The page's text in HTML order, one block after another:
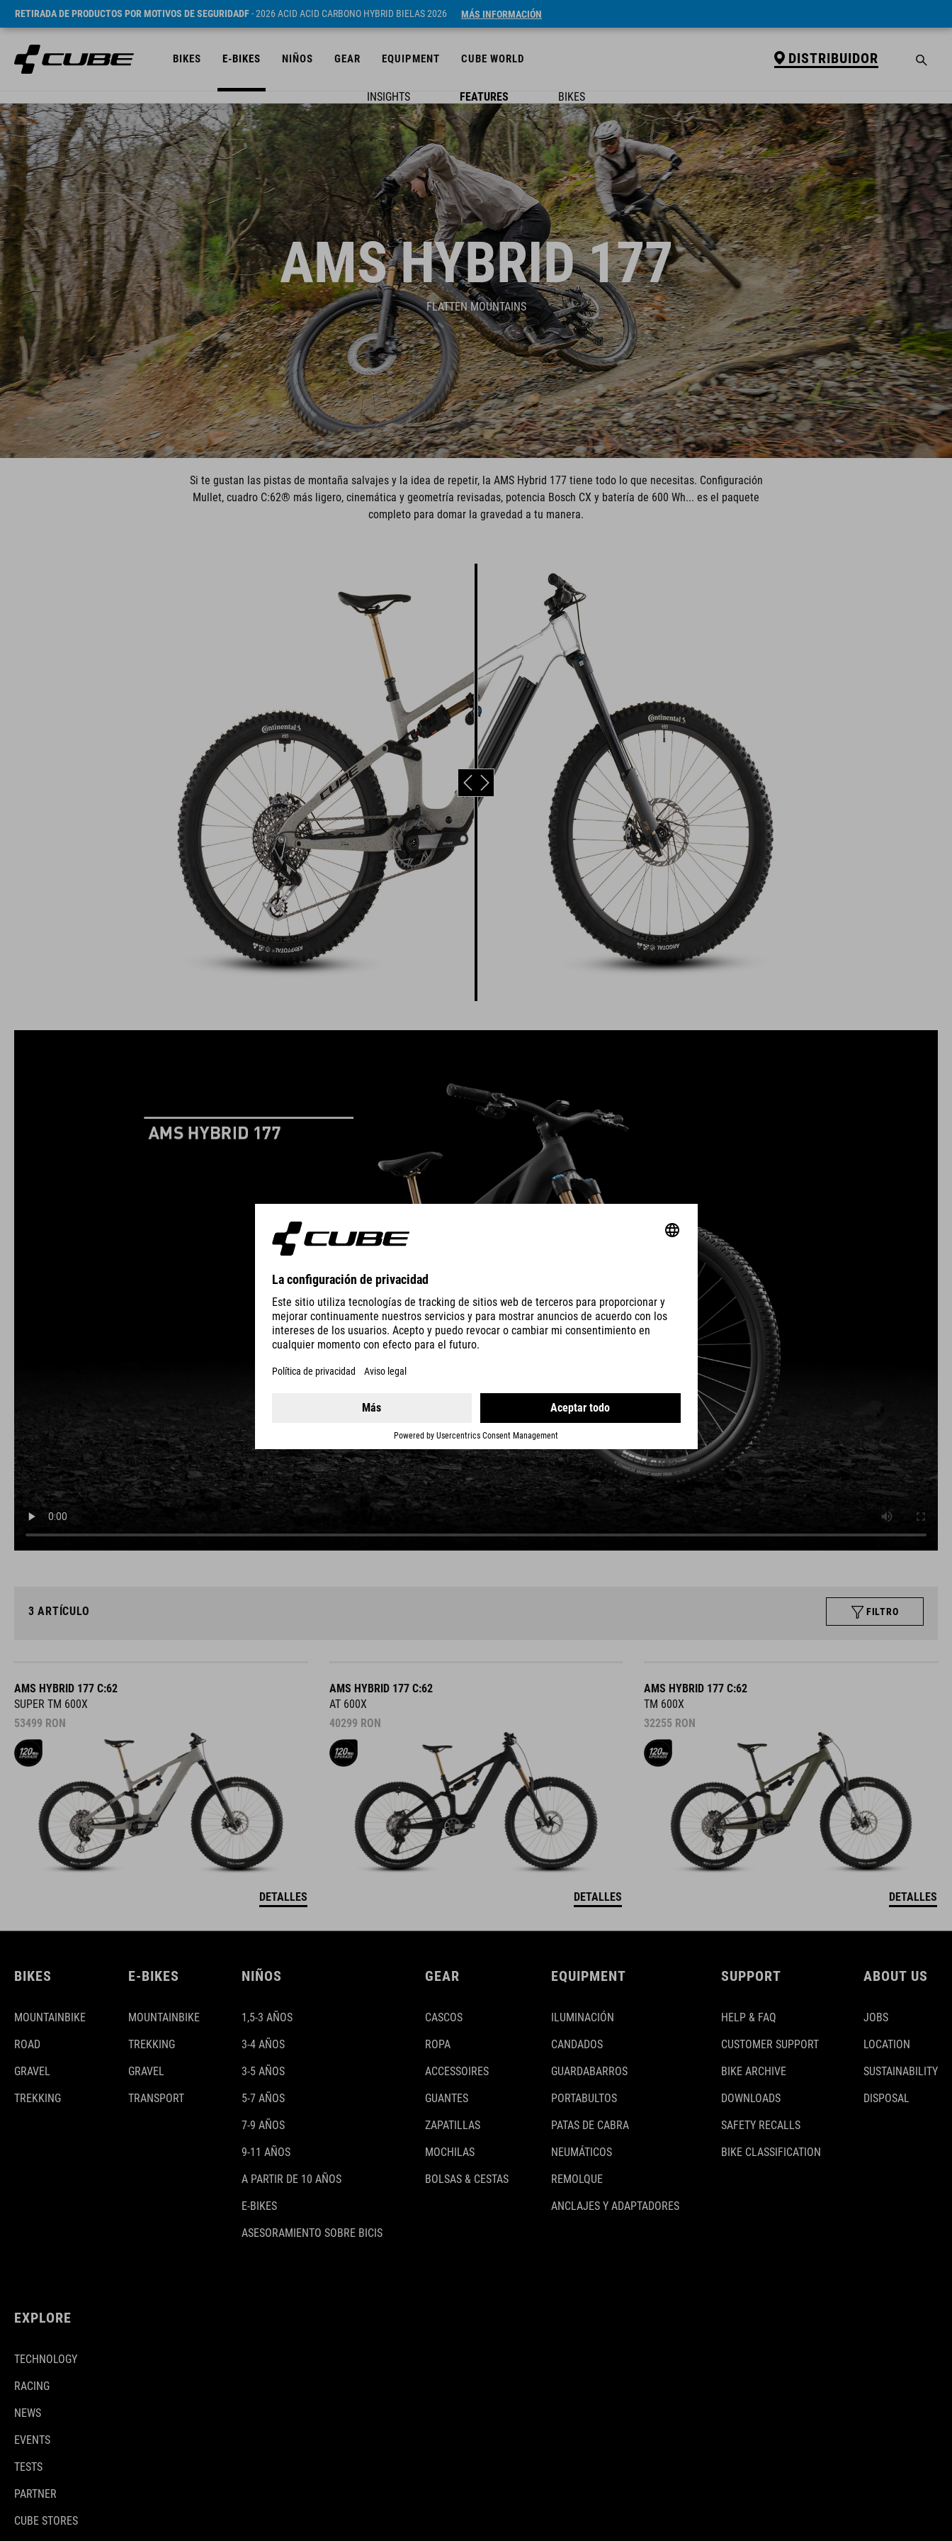
RETIRADA DE PRODUCTOS POR MOTIVOS DE SEGURIDADF- 2026 ACID ACID CARBONO HYBRID BIELAS 2026 MÁS INFORMACIÓN
BIKES E-BIKES NIÑOS GEAR EQUIPMENT CUBE WORLD DISTRIBUIDOR
INSIGHTS FEATURES BIKES
AMS HYBRID 177
FLATTEN MOUNTAINS
Si te gustan las pistas de montaña salvajes y la idea de repetir, la AMS Hybrid 177 tiene todo lo que necesitas. Configuración
Mullet, cuadro C:62® más ligero, cinemática y geometría revisadas, potencia Bosch CX y batería de 600 Wh... es el paquete
completo para domar la gravedad a tu manera.
3 ARTÍCULO FILTRO
AMS HYBRID 177 C:62
SUPER TM 600X
53499 RON
DETALLES
AMS HYBRID 177 C:62
AT 600X
40299 RON
DETALLES
AMS HYBRID 177 C:62
TM 600X
32255 RON
DETALLES
BIKES
MOUNTAINBIKE
ROAD
GRAVEL
TREKKING
E-BIKES
MOUNTAINBIKE
TREKKING
GRAVEL
TRANSPORT
NIÑOS
1,5-3 AÑOS
3-4 AÑOS
3-5 AÑOS
5-7 AÑOS
7-9 AÑOS
9-11 AÑOS
A PARTIR DE 10 AÑOS
E-BIKES
ASESORAMIENTO SOBRE BICIS
GEAR
CASCOS
ROPA
ACCESSOIRES
GUANTES
ZAPATILLAS
MOCHILAS
BOLSAS & CESTAS
EQUIPMENT
ILUMINACIÓN
CANDADOS
GUARDABARROS
PORTABULTOS
PATAS DE CABRA
NEUMÁTICOS
REMOLQUE
ANCLAJES Y ADAPTADORES
SUPPORT
HELP & FAQ
CUSTOMER SUPPORT
BIKE ARCHIVE
DOWNLOADS
SAFETY RECALLS
BIKE CLASSIFICATION
ABOUT US
JOBS
LOCATION
SUSTAINABILITY
DISPOSAL
EXPLORE
TECHNOLOGY
RACING
NEWS
EVENTS
TESTS
PARTNER
CUBE STORES